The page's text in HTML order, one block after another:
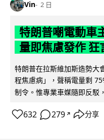
Vin 2 日
特朗普嘲電動車
量即焦慮發作
特朗普在拉斯維加斯造勢大
程焦慮病」，聲稱電量剩
制令。惟專業車媒隨即反駁
632 279 ↗ 分享